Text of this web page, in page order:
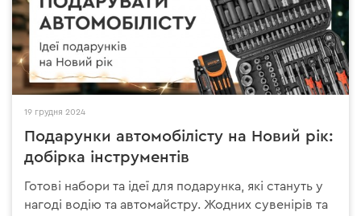
19 грудня 2024
Подарунки автомобілісту на Новий рік:
добірка інструментів
Готові набори та ідеї для подарунка, які стануть у
нагоді водію та автомайстру. Жодних сувенірів та